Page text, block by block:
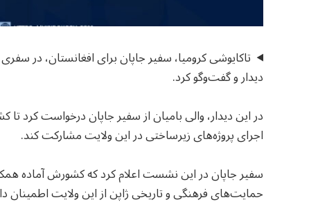
تاکایوشی کرومیا، سفیر جاپان برای افغانستان، در
دیدار و گفت‌وگو کرد.
در این دیدار، والی بامیان از سفیر جاپان درخواست کرد تا
اجرای پروژه‌های زیرساختی در این ولایت مشارکت کند.
سفیر جاپان در این نشست اعلام کرد که کشورش آماده
حمایت‌های فرهنگی و تاریخی ژاپن از این ولایت اطمینان